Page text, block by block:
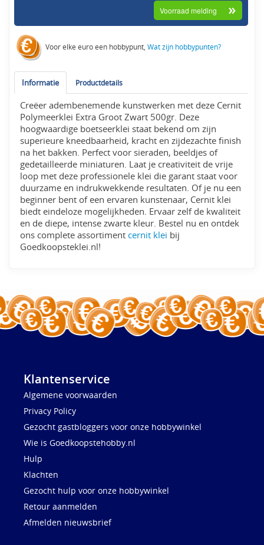
Voor elke euro een hobbypunt,Wat zijn hobbypunten?
Informatie Productdetails
Creëer adembenemende kunstwerken met deze Cernit
Polymeerklei Extra Groot Zwart 500gr. Deze
hoogwaardige boetseerklei staat bekend om zijn
superieure kneedbaarheid, kracht en zijdezachte finish
na het bakken. Perfect voor sieraden, beeldjes of
gedetailleerde miniaturen. Laat je creativiteit de vrije
loop met deze professionele klei die garant staat voor
duurzame en indrukwekkende resultaten. Of je nu een
beginner bent of een ervaren kunstenaar, Cernit klei
biedt eindeloze mogelijkheden. Ervaar zelf de kwaliteit
en de diepe, intense zwarte kleur. Bestel nu en ontdek
ons complete assortiment cernit klei bij
Goedkoopsteklei.nl!
Klantenservice
Algemene voorwaarden
Privacy Policy
Gezocht gastbloggers voor onze hobbywinkel
Wie is Goedkoopstehobby.nl
Hulp
Klachten
Gezocht hulp voor onze hobbywinkel
Retour aanmelden
Afmelden nieuwsbrief